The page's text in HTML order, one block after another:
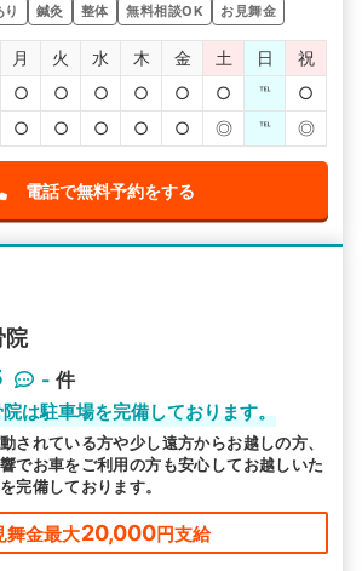
鍼灸 整体 無料相談OK お見舞金
月 火 水 木 金 土 日
祝
○ ○ ○ ○ ○ ○ ℡
○
○ ○ ○ ○ ○ ◎ ℡ ◎
電話で無料予約をする
院
- 件
は駐車場を完備しております。
されている方や少し遠方からお越しの方、
でお車をご利用の方も安心してお越しいた
完備しております。
舞金最大20,000円支給